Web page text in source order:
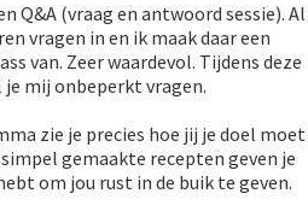
Q&A (vraag en antwoord sessie). Al
vragen in en ik maak daar een
van. Zeer waardevol. Tijdens deze
je mij onbeperkt vragen.
zie je precies hoe jij je doel moet
gemaakte recepten geven je
om jou rust in de buik te geven.